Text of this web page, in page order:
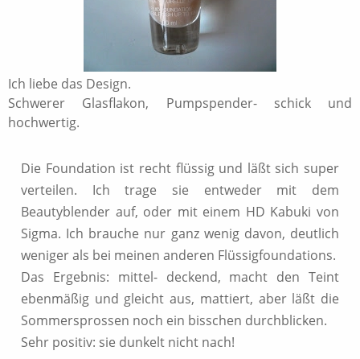
Ich liebe das Design.
Schwerer Glasflakon, Pumpspender- schick und
hochwertig.
Die Foundation ist recht flüssig und läßt sich super
verteilen. Ich trage sie entweder mit dem
Beautyblender auf, oder mit einem HD Kabuki von
Sigma. Ich brauche nur ganz wenig davon, deutlich
weniger als bei meinen anderen Flüssigfoundations.
Das Ergebnis: mittel- deckend, macht den Teint
ebenmäßig und gleicht aus, mattiert, aber läßt die
Sommersprossen noch ein bisschen durchblicken.
Sehr positiv: sie dunkelt nicht nach!